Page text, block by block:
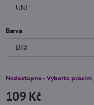
Barva
Nedostupné - Vyberte
109 Kč